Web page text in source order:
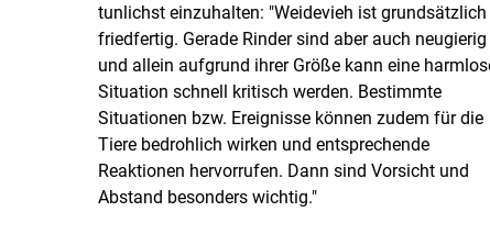
tunlichst einzuhalten: "Weidevieh ist grundsätzlich
friedfertig. Gerade Rinder sind aber auch neugierig
und allein aufgrund ihrer Größe kann eine
Situation schnell kritisch werden. Bestimmte
Situationen bzw. Ereignisse können zudem für die
Tiere bedrohlich wirken und entsprechende
Reaktionen hervorrufen. Dann sind Vorsicht und
Abstand besonders wichtig."